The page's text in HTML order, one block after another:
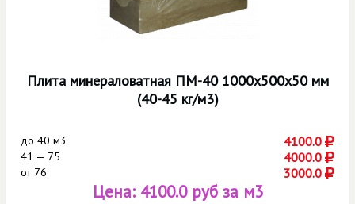
Плита минераловатная ПМ-40 1000х500х50 мм
(40-45 кг/м3)
до 40 м3 4100.0
41 — 75 4000.0
от76 3000.0
Цена: 4100.0 руб за м3